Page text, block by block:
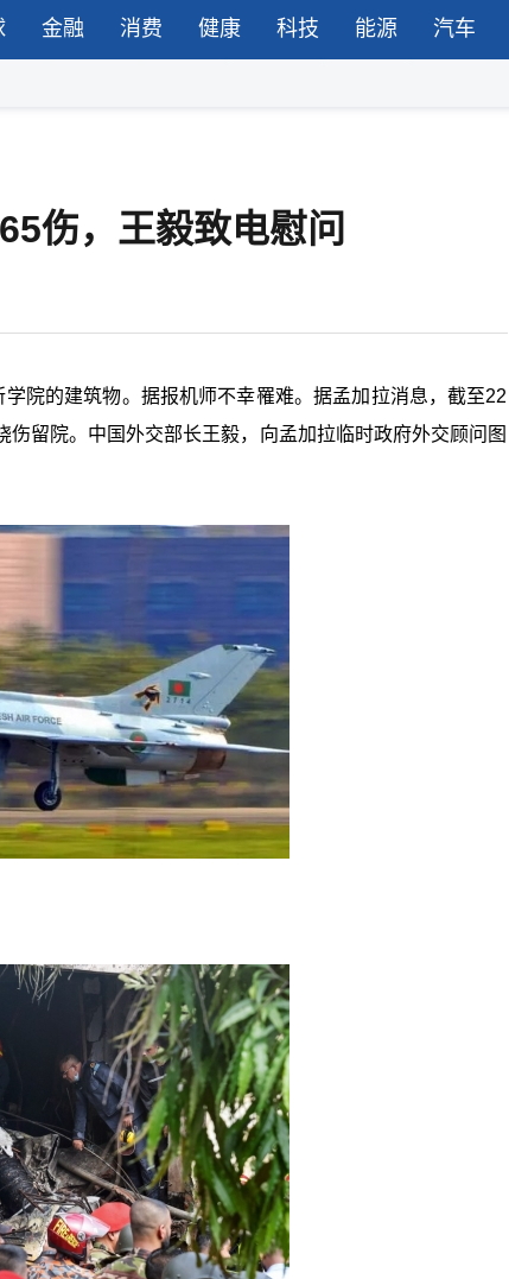
金融 消费 健康 科技 能源 汽车
伤，王毅致电慰问
院的建筑物。据报机师不幸罹难。据孟加拉消息，截至22
留院。中国外交部长王毅，向孟加拉临时政府外交顾问图